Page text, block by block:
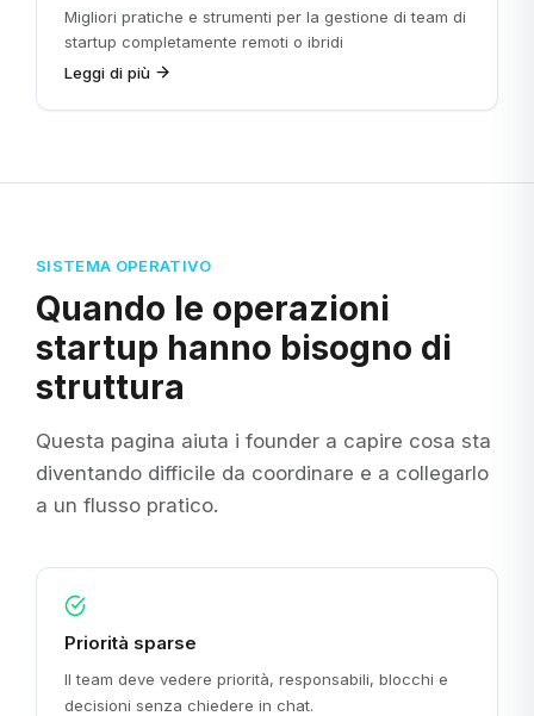
Migliori pratiche e strumenti per la gestione di team di
startup completamente remoti o ibridi
Leggi di più
SISTEMA OPERATIVO
Quando le operazioni
startup hanno bisogno di
struttura
Questa pagina aiuta i founder a capire cosa sta
diventando difficile da coordinare e a collegarlo
a un flusso pratico.
Priorità sparse
Il team deve vedere priorità, responsabili, blocchi e
decisioni senza chiedere in chat.